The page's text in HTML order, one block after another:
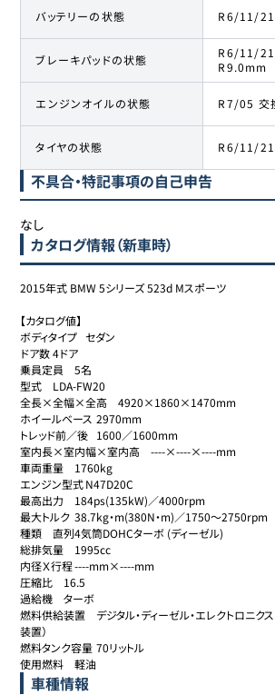
バッテリーの状態 R6/11/21
ブレーキパッドの状態
R6/11/
R9.0mm
エンジンオイルの状態 R7/05 交
タイヤの状態 R6/11/21
不具合・特記事項の自己申告
なし
カタログ情報（新車時）
2015年式 BMW 5シリーズ 523d Mスポーツ
【カタログ値】
ボディタイプ	セダン
ドア数	4ドア
乗員定員	5名
型式	LDA-FW20
全長×全幅×全高	4920×1860×1470mm
ホイールベース	2970mm
トレッド前／後	1600／1600mm
室内長×室内幅×室内高	----×----×----mm
車両重量	1760kg
エンジン型式	N47D20C
最高出力	184ps(135kW)／4000rpm
最大トルク	38.7kg・m(380N・m)／1750～2750rpm
種類	直列4気筒DOHCターボ (ディーゼル)
総排気量	1995cc
内径Ｘ行程	----mm×----mm
圧縮比	16.5
過給機	ターボ
燃料供給装置	デジタル・ディーゼル・エレクトロニクス（DDE／電子燃料噴射
装置）
燃料タンク容量	70リットル
使用燃料	軽油
車種情報